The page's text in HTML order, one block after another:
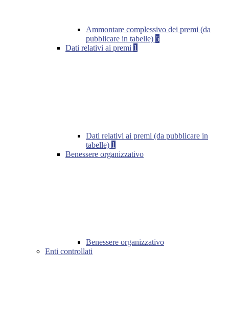
Ammontare complessivo dei premi (da
pubblicare in tabelle) 5
Dati relativi ai premi 1
Dati relativi ai premi (da pubblicare in
tabelle) 1
Benessere organizzativo
Benessere organizzativo
Enti controllati